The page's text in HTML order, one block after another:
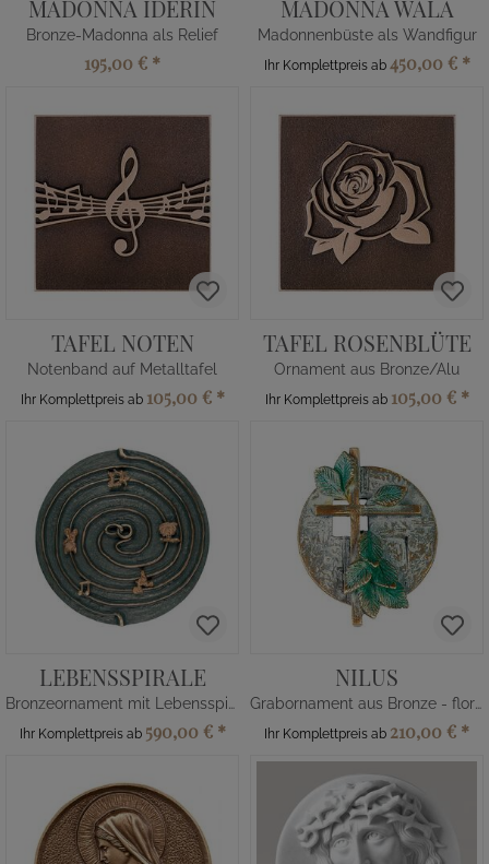
MADONNA IDERIN
Bronze-Madonna als Relief
195,00 € *
MADONNA WALA
Madonnenbüste als Wandfigur
Ihr Komplettpreis ab 450,00 € *
TAFEL NOTEN
Notenband auf Metalltafel
Ihr Komplettpreis ab 105,00 € *
TAFEL ROSENBLÜTE
Ornament aus Bronze/Alu
Ihr Komplettpreis ab 105,00 € *
LEBENSSPIRALE
Bronzeornament mit Lebensspirale
Ihr Komplettpreis ab 590,00 € *
NILUS
Grabornament aus Bronze - floral
Ihr Komplettpreis ab 210,00 € *